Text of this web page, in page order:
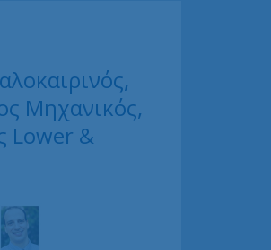
Μηχανικός,
Lower &